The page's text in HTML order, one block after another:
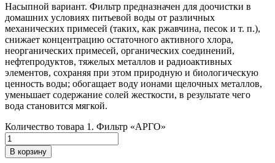
Насыпной вариант. Фильтр предназначен для доочистки в
домашних условиях питьевой воды от различных
механических примесей (таких, как ржавчина, песок и т. п.),
снижает концентрацию остаточного активного хлора,
неорганических примесей, органических соединений,
нефтепродуктов, тяжелых металлов и радиоактивных
элементов, сохраняя при этом природную и биологическую
ценность воды; обогащает воду ионами щелочных металлов,
уменьшает содержание солей жесткости, в результате чего
вода становится мягкой.
Количество товара 1. Фильтр «АРГО»
В корзину